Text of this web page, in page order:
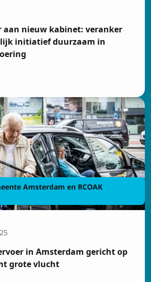
aan nieuw kabinet: veranker
initiatief duurzaam in
Amsterdam en RCOAK
in Amsterdam gericht op
grote vlucht